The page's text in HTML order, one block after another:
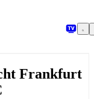
Frankfurt